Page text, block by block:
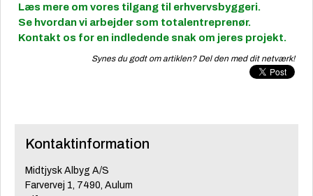
Læs mere om vores tilgang til erhvervsbyggeri.
Se hvordan vi arbejder som totalentreprenør.
Kontakt os for en indledende snak om jeres projekt.
Synes du godt om artiklen? Del den med dit netværk!
Kontaktinformation
Midtjysk Albyg A/S
Farvervej 1, 7490, Aulum